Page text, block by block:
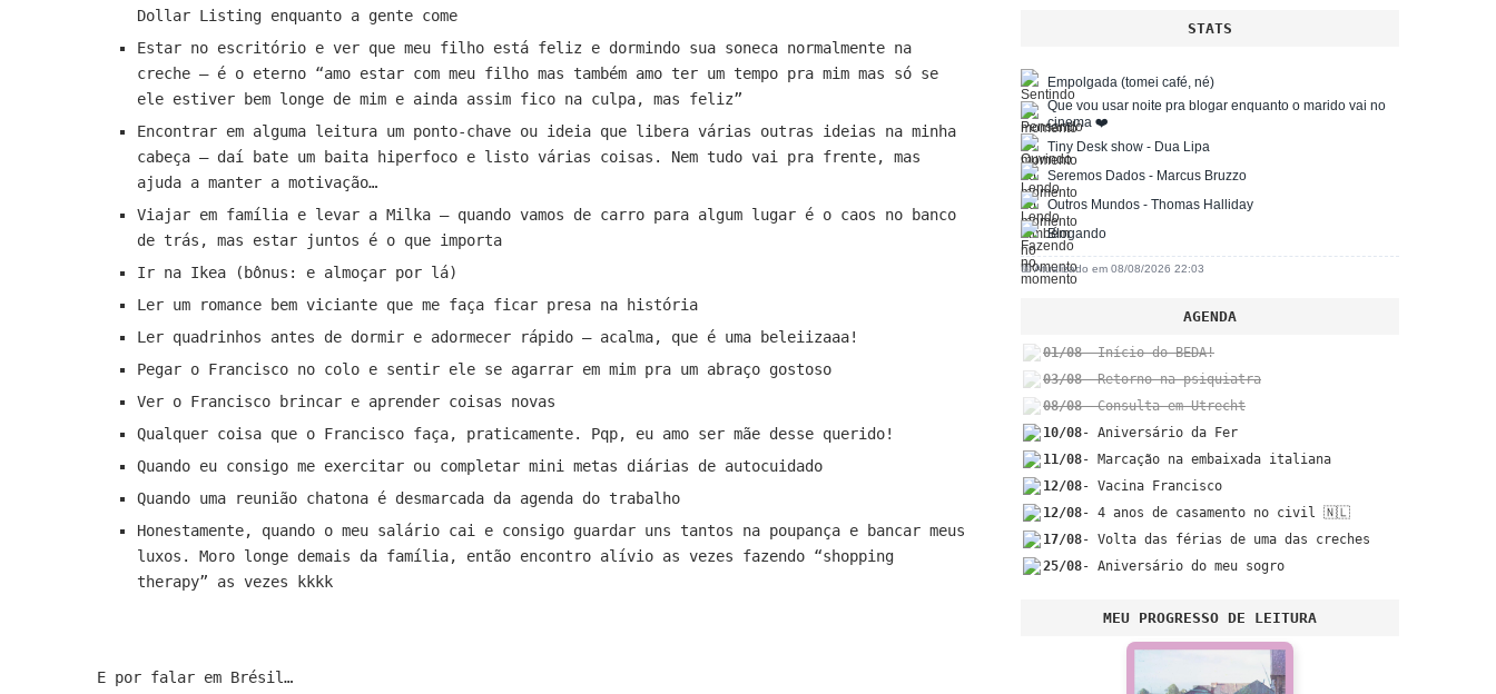
Dollar Listing enquanto a gente come
Estar no escritório e ver que meu filho está feliz e dormindo sua soneca normalmente na
creche – é o eterno “amo estar com meu filho mas também amo ter um tempo pra mim mas só se
ele estiver bem longe de mim e ainda assim fico na culpa, mas feliz”
Encontrar em alguma leitura um ponto-chave ou ideia que libera várias outras ideias na minha
cabeça – daí bate um baita hiperfoco e listo várias coisas. Nem tudo vai pra frente, mas
ajuda a manter a motivação…
Viajar em família e levar a Milka – quando vamos de carro para algum lugar é o caos no banco
de trás, mas estar juntos é o que importa
Ir na Ikea (bônus: e almoçar por lá)
Ler um romance bem viciante que me faça ficar presa na história
Ler quadrinhos antes de dormir e adormecer rápido – acalma, que é uma beleiizaaa!
Pegar o Francisco no colo e sentir ele se agarrar em mim pra um abraço gostoso
Ver o Francisco brincar e aprender coisas novas
Qualquer coisa que o Francisco faça, praticamente. Pqp, eu amo ser mãe desse querido!
Quando eu consigo me exercitar ou completar mini metas diárias de autocuidado
Quando uma reunião chatona é desmarcada da agenda do trabalho
Honestamente, quando o meu salário cai e consigo guardar uns tantos na poupança e bancar meus
luxos. Moro longe demais da família, então encontro alívio as vezes fazendo “shopping
therapy” as vezes kkkk
E por falar em Brésil…
STATS
Empolgada (tomei café, né)
Que vou usar noite pra blogar enquanto o marido vai no
cinema ❤️
Tiny Desk show - Dua Lipa
Seremos Dados - Marcus Bruzzo
Outros Mundos - Thomas Halliday
Blogando
📅 Atualizado em 08/08/2026 22:03
AGENDA
01/08- Início do BEDA!
03/08- Retorno na psiquiatra
08/08- Consulta em Utrecht
10/08- Aniversário da Fer
11/08- Marcação na embaixada italiana
12/08- Vacina Francisco
12/08- 4 anos de casamento no civil 🇳🇱
17/08- Volta das férias de uma das creches
25/08- Aniversário do meu sogro
MEU PROGRESSO DE LEITURA